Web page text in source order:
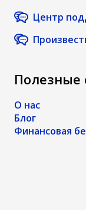
Центр
Полезные
О нас
Блог
Финансовая